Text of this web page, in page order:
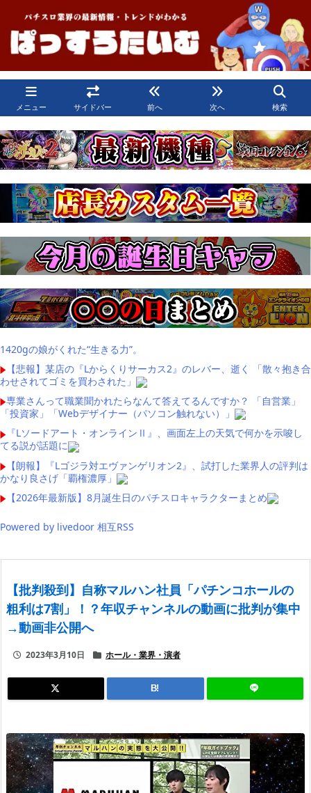
メニュー サイドバー 前へ 次へ 検索
1420gの娘がくれた“生きる力”。
【悲報】某店の『Lからくりサーカス2』のレバー、逝く 「散々抱き合
わせされてゴミを買わされた」
専業さんって職業聞かれたらなんて答えてるんですか？ 「自営業」
「投資家」「Webデザイナー（パソコン触れない）」
『Lソードアート・オンラインⅡ』、画面左上の天気で何かを示唆し
てる説が話題に
【朗報】『Lゴジラ対エヴァンゲリオン2』、試打した業界人の評判は
かなり良さげ「覇権濃厚」
【2026年最新版】8月誕生日のパチスロキャラクターまとめ
Powered by livedoor 相互RSS
【批判殺到】自称マルハン社員「パチンコホールの
粗利は7割」！？年収チャンネルの動画に批判が集中
→動画非公開へ
2023年3月10日 ホール・業界・演者
B!